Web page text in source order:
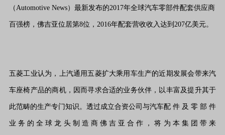
（Automotive News）最新发布的2017年全球汽车零部件配套供应商
百强榜，佛吉亚位居第8位，2016年配套营收收入达到207亿美元。
五菱工业认为，上汽通用五菱扩大乘用车生产的近期发展会带来汽
车座椅产品的商机，因而寻求合适的业务伙伴，以丰富及提升其于
此范畴的生产专门知识。透过成立合资公司与汽车配 件 及 零 部 件
业 务 的 全 球 龙 头 制 造 商 佛 吉 亚 合 作 ， 将 为 本 集 团 带 来